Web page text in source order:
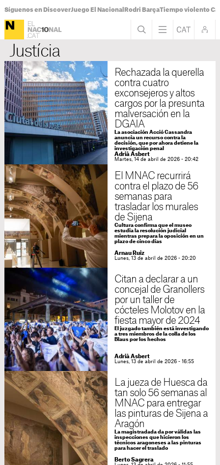
Síguenos en DiscoverJuego El Nacional Rodri BarçaTiempo violento
Justícia
Rechazada la querella
contra cuatro
exconsejeros y altos
cargos por la presunta
malversación en la
DGAIA
La asociación Acció Cassandra
anuncia un recurso contra la
decisión, que por ahora detiene la
investigación penal
Adrià Asbert
Martes, 14 de abril de 2026 - 20:42
El MNAC recurrirá
contra el plazo de 56
semanas para
trasladar los murales
de Sijena
Cultura confirma que el museo
estudia la resolución judicial
mientras prepara la oposición en un
plazo de cinco días
Arnau Ruiz
Lunes, 13 de abril de 2026 - 20:20
Citan a declarar a un
concejal de Granollers
por un taller de
cócteles Molotov en la
fiesta mayor de 2024
El juzgado también está investigando
a tres miembros de la colla de los
Blaus por los hechos
Adrià Asbert
Lunes, 13 de abril de 2026 - 16:55
La jueza de Huesca da
tan solo 56 semanas al
MNAC para entregar
las pinturas de Sijena a
Aragón
La magistradada da por válidas las
inspecciones que hicieron los
técnicos aragoneses a las pinturas
para hacer el traslado
Berto Sagrera